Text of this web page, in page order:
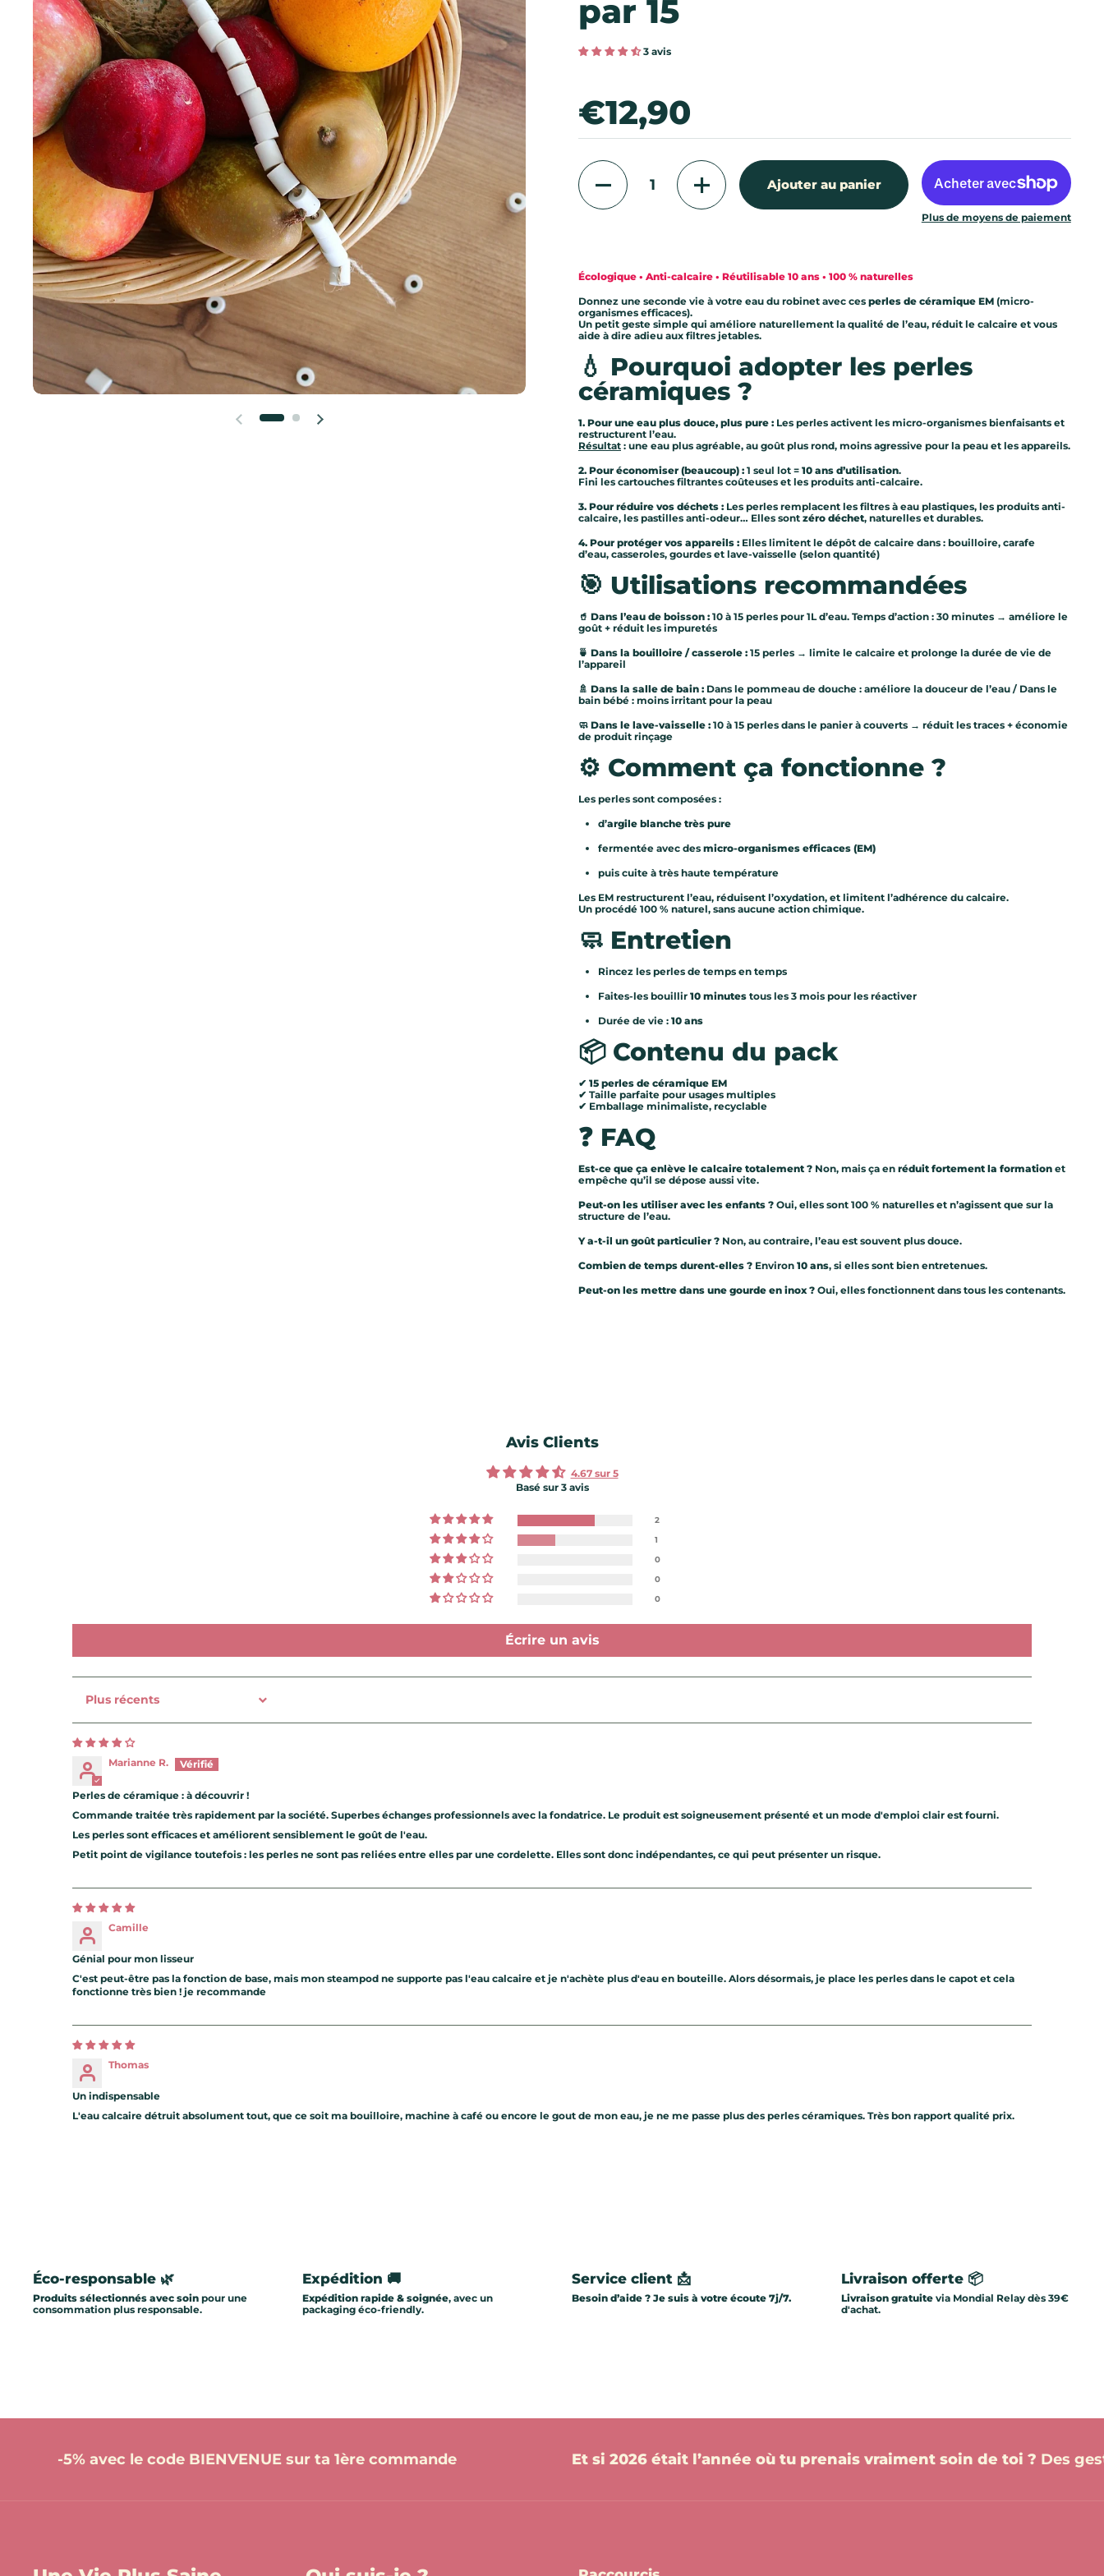
Diapositive précédenteDiapositive suivante
par 15
3 avis
Prix:
€12,90
Quantité
Ajouter au panier
Plus de moyens de paiement
Écologique • Anti-calcaire • Réutilisable 10 ans • 100 % naturelles
Donnez une seconde vie à votre eau du robinet avec ces perles de céramique EM (micro-
organismes efficaces).
Un petit geste simple qui améliore naturellement la qualité de l’eau, réduit le calcaire et vous
aide à dire adieu aux filtres jetables.
💧 Pourquoi adopter les perles
céramiques ?
1. Pour une eau plus douce, plus pure : Les perles activent les micro-organismes bienfaisants et
restructurent l’eau.
Résultat : une eau plus agréable, au goût plus rond, moins agressive pour la peau et les appareils.
2. Pour économiser (beaucoup) : 1 seul lot = 10 ans d’utilisation.
Fini les cartouches filtrantes coûteuses et les produits anti-calcaire.
3. Pour réduire vos déchets : Les perles remplacent les filtres à eau plastiques, les produits anti-
calcaire, les pastilles anti-odeur… Elles sont zéro déchet, naturelles et durables.
4. Pour protéger vos appareils : Elles limitent le dépôt de calcaire dans : bouilloire, carafe
d’eau, casseroles, gourdes et lave-vaisselle (selon quantité)
🎯 Utilisations recommandées
🥤 Dans l’eau de boisson : 10 à 15 perles pour 1L d’eau. Temps d’action : 30 minutes → améliore le
goût + réduit les impuretés
🍵 Dans la bouilloire / casserole : 15 perles → limite le calcaire et prolonge la durée de vie de
l’appareil
🚿 Dans la salle de bain : Dans le pommeau de douche : améliore la douceur de l’eau / Dans le
bain bébé : moins irritant pour la peau
🧼 Dans le lave-vaisselle : 10 à 15 perles dans le panier à couverts → réduit les traces + économie
de produit rinçage
⚙️ Comment ça fonctionne ?
Les perles sont composées :
d’argile blanche très pure
fermentée avec des micro-organismes efficaces (EM)
puis cuite à très haute température
Les EM restructurent l’eau, réduisent l’oxydation, et limitent l’adhérence du calcaire.
Un procédé 100 % naturel, sans aucune action chimique.
🧼 Entretien
Rincez les perles de temps en temps
Faites-les bouillir 10 minutes tous les 3 mois pour les réactiver
Durée de vie : 10 ans
📦 Contenu du pack
✔ 15 perles de céramique EM
✔ Taille parfaite pour usages multiples
✔ Emballage minimaliste, recyclable
❓ FAQ
Est-ce que ça enlève le calcaire totalement ? Non, mais ça en réduit fortement la formation et
empêche qu’il se dépose aussi vite.
Peut-on les utiliser avec les enfants ? Oui, elles sont 100 % naturelles et n’agissent que sur la
structure de l’eau.
Y a-t-il un goût particulier ? Non, au contraire, l’eau est souvent plus douce.
Combien de temps durent-elles ? Environ 10 ans, si elles sont bien entretenues.
Peut-on les mettre dans une gourde en inox ? Oui, elles fonctionnent dans tous les contenants.
Avis Clients
4.67 sur 5
Basé sur 3 avis
2
1
0
0
0
Écrire un avis
Sort by
Marianne R.
Perles de céramique : à découvrir !
Commande traitée très rapidement par la société. Superbes échanges professionnels avec la fondatrice. Le produit est soigneusement présenté et un mode d'emploi clair est fourni.
Les perles sont efficaces et améliorent sensiblement le goût de l'eau.
Petit point de vigilance toutefois : les perles ne sont pas reliées entre elles par une cordelette. Elles sont donc indépendantes, ce qui peut présenter un risque.
Camille
Génial pour mon lisseur
C'est peut-être pas la fonction de base, mais mon steampod ne supporte pas l'eau calcaire et je n'achète plus d'eau en bouteille. Alors désormais, je place les perles dans le capot et cela
fonctionne très bien ! je recommande
Thomas
Un indispensable
L'eau calcaire détruit absolument tout, que ce soit ma bouilloire, machine à café ou encore le gout de mon eau, je ne me passe plus des perles céramiques. Très bon rapport qualité prix.
Éco-responsable 🌿
Produits sélectionnés avec soin pour une
consommation plus responsable.
Expédition 🚚
Expédition rapide & soignée, avec un
packaging éco-friendly.
Service client 📩
Besoin d’aide ? Je suis à votre écoute 7j/7.
Livraison offerte 📦
Livraison gratuite via Mondial Relay dès 39€
d'achat.
-5% avec le code BIENVENUE sur ta 1ère commande Et si 2026 était l’année où tu prenais vraiment soin de toi ? Des